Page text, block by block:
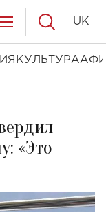
КУЛЬТУРА
UK
«Это